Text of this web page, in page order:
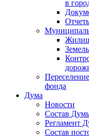
в
фонда
Дума
Новости
Состав
Регламент
Состав